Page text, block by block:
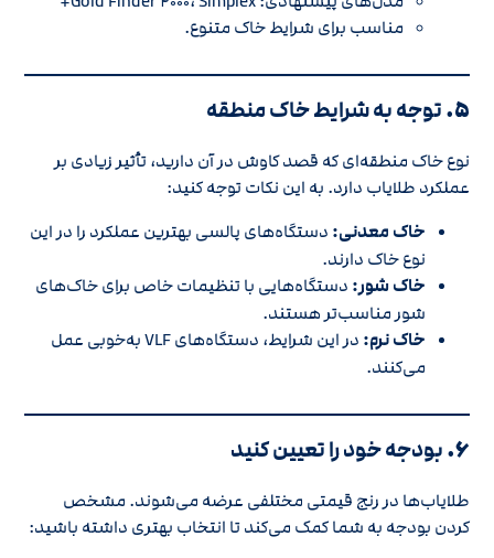
مناسب برای شرایط خاک متنوع.
۵. توجه به شرایط خاک منطقه
نوع خاک منطقه‌ای که قصد کاوش در آن دارید، تأثیر زیادی بر
عملکرد طلایاب دارد. به این نکات توجه کنید:
خاک معدنی: دستگاه‌های پالسی بهترین عملکرد را در این
نوع خاک دارند.
خاک شور: دستگاه‌هایی با تنظیمات خاص برای خاک‌های
شور مناسب‌تر هستند.
خاک نرم:
در این شرایط، دستگاه‌های VLF به‌خوبی عمل
می‌کنند.
۶. بودجه خود را تعیین کنید
طلایاب‌ها در رنج قیمتی مختلفی عرضه می‌شوند. مشخص
کردن بودجه به شما کمک می‌کند تا انتخاب بهتری داشته باشید: